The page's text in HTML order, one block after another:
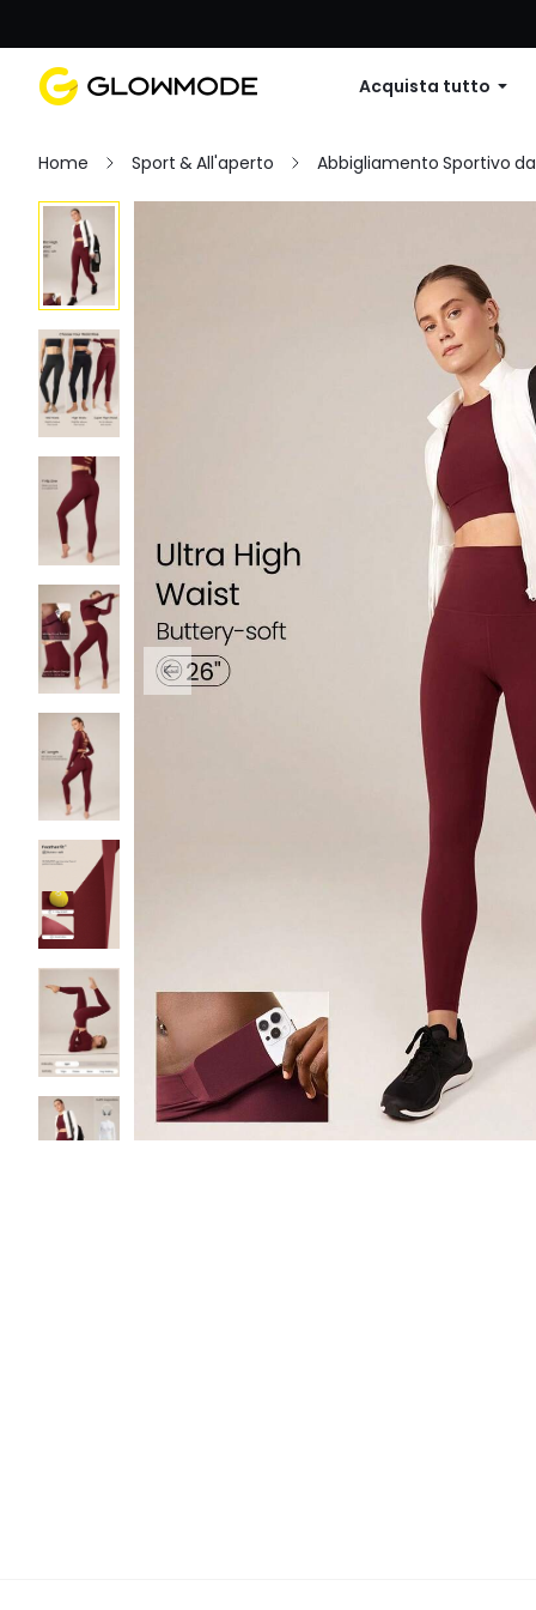
Acquista tutto
Home Sport & All'aperto Abbigliamento Sportivo